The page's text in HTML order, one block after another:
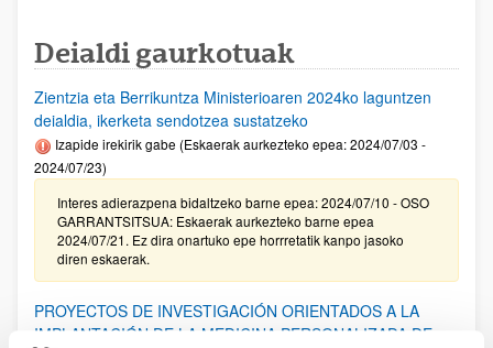
Deialdi gaurkotuak
Zientzia eta Berrikuntza Ministerioaren 2024ko laguntzen
deialdia, ikerketa sendotzea sustatzeko
Izapide irekirik gabe (Eskaerak aurkezteko epea: 2024/07/03 -
2024/07/23)
Interes adierazpena bidaltzeko barne epea: 2024/07/10 - OSO
GARRANTSITSUA: Eskaerak aurkezteko barne epea
2024/07/21. Ez dira onartuko epe horrretatik kanpo jasoko
diren eskaerak.
PROYECTOS DE INVESTIGACIÓN ORIENTADOS A LA
IMPLANTACIÓN DE LA MEDICINA PERSONALIZADA DE